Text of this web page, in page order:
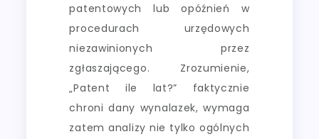
patentowych lub opóźnień w
procedurach urzędowych
niezawinionych przez
zgłaszającego. Zrozumienie,
„Patent ile lat?” faktycznie
chroni dany wynalazek, wymaga
zatem analizy nie tylko ogólnych